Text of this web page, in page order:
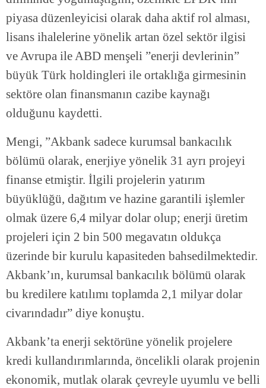
piyasa düzenleyicisi olarak daha aktif rol alması,
lisans ihalelerine yönelik artan özel sektör ilgisi
ve Avrupa ile ABD menşeli ”enerji devlerinin”
büyük Türk holdingleri ile ortaklığa girmesinin
sektöre olan finansmanın cazibe kaynağı
olduğunu kaydetti.
Mengi, ”Akbank sadece kurumsal bankacılık
bölümü olarak, enerjiye yönelik 31 ayrı projeyi
finanse etmiştir. İlgili projelerin yatırım
büyüklüğü, dağıtım ve hazine garantili işlemler
olmak üzere 6,4 milyar dolar olup; enerji üretim
projeleri için 2 bin 500 megavatın oldukça
üzerinde bir kurulu kapasiteden bahsedilmektedir.
Akbank’ın, kurumsal bankacılık bölümü olarak
bu kredilere katılımı toplamda 2,1 milyar dolar
civarındadır” diye konuştu.
Akbank’ta enerji sektörüne yönelik projelere
kredi kullandırımlarında, öncelikli olarak projenin
ekonomik, mutlak olarak çevreyle uyumlu ve belli